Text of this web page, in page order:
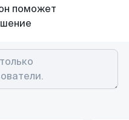
поможет